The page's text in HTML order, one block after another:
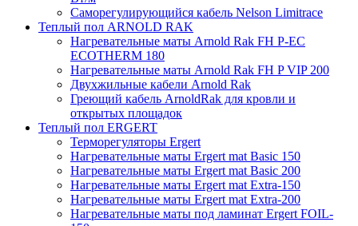
Саморегулирующийся кабель Nelson Limitrace
Теплый пол ARNOLD RAK
Нагревательные маты Arnold Rak FH P-EC
ECOTHERM 180
Нагревательные маты Arnold Rak FH P VIP 200
Двухжильные кабели Arnold Rak
Греющий кабель ArnoldRak для кровли и
открытых площадок
Теплый пол ERGERT
Терморегуляторы Ergert
Нагревательные маты Ergert mat Basic 150
Нагревательные маты Ergert mat Basic 200
Нагревательные маты Ergert mat Extra-150
Нагревательные маты Ergert mat Extra-200
Нагревательные маты под ламинат Ergert FOIL-